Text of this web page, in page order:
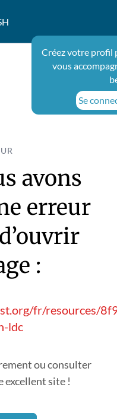
Créez votre profil
vous
Se
avons
erreur
:
fr/resources/
ldc
ou consulter
excellent site !